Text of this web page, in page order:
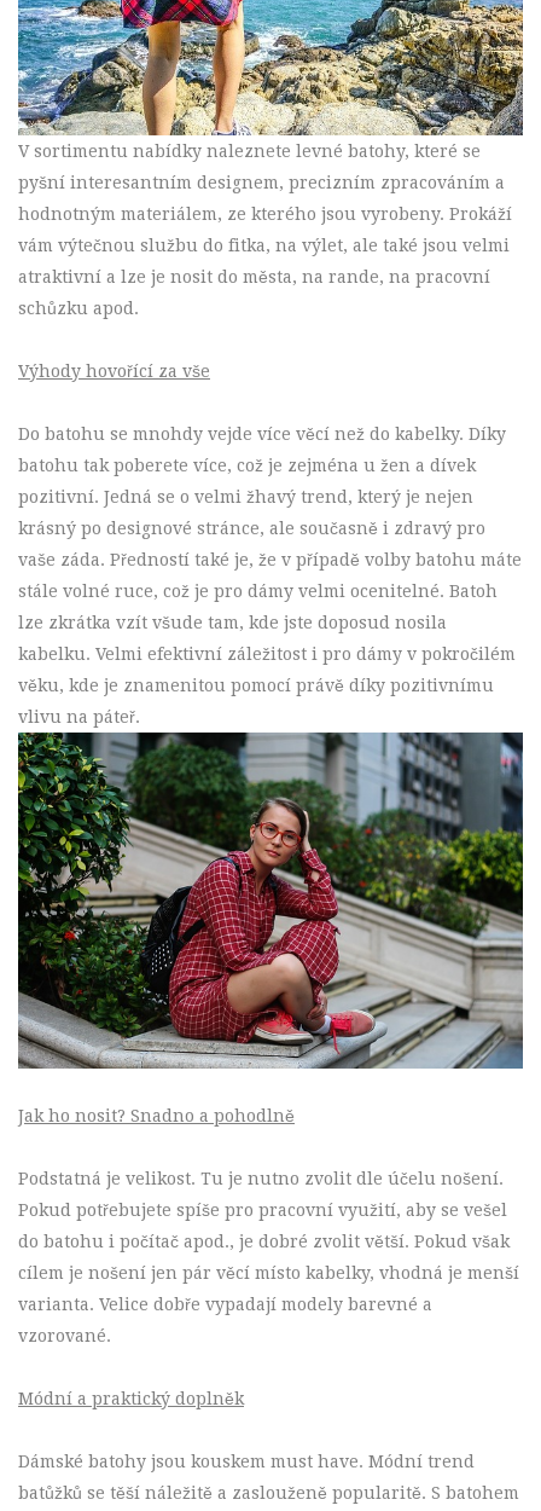
V sortimentu nabídky naleznete levné batohy, které se
pyšní interesantním designem, precizním zpracováním a
hodnotným materiálem, ze kterého jsou vyrobeny. Prokáží
vám výtečnou službu do fitka, na výlet, ale také jsou velmi
atraktivní a lze je nosit do města, na rande, na pracovní
schůzku apod.
Výhody hovořící za vše
Do batohu se mnohdy vejde více věcí než do kabelky. Díky
batohu tak poberete více, což je zejména u žen a dívek
pozitivní. Jedná se o velmi žhavý trend, který je nejen
krásný po designové stránce, ale současně i zdravý pro
vaše záda. Předností také je, že v případě volby batohu máte
stále volné ruce, což je pro dámy velmi ocenitelné. Batoh
lze zkrátka vzít všude tam, kde jste doposud nosila
kabelku. Velmi efektivní záležitost i pro dámy v pokročilém
věku, kde je znamenitou pomocí právě díky pozitivnímu
vlivu na páteř.
Jak ho nosit? Snadno a pohodlně
Podstatná je velikost. Tu je nutno zvolit dle účelu nošení.
Pokud potřebujete spíše pro pracovní využití, aby se vešel
do batohu i počítač apod., je dobré zvolit větší. Pokud však
cílem je nošení jen pár věcí místo kabelky, vhodná je menší
varianta. Velice dobře vypadají modely barevné a
vzorované.
Módní a praktický doplněk
Dámské batohy jsou kouskem must have. Módní trend
batůžků se těší náležitě a zaslouženě popularitě. S batohem